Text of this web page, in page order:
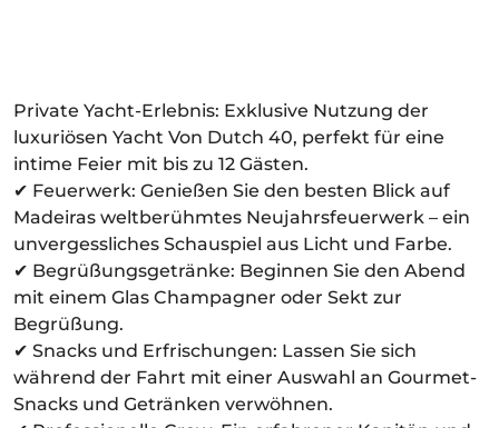
Private Yacht-Erlebnis: Exklusive Nutzung der
luxuriösen Yacht Von Dutch 40, perfekt für eine
intime Feier mit bis zu 12 Gästen.
✔ Feuerwerk: Genießen Sie den besten Blick auf
Madeiras weltberühmtes Neujahrsfeuerwerk – ein
unvergessliches Schauspiel aus Licht und Farbe.
✔ Begrüßungsgetränke: Beginnen Sie den Abend
mit einem Glas Champagner oder Sekt zur
Begrüßung.
✔ Snacks und Erfrischungen: Lassen Sie sich
während der Fahrt mit einer Auswahl an Gourmet-
Snacks und Getränken verwöhnen.